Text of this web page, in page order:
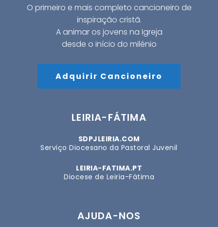
O primeiro e mais completo cancioneiro de
inspiração cristã.
A animar os jovens na Igreja
desde o início do milénio
Adquirir Cancioneiro
LEIRIA-FÁTIMA
SDPJLEIRIA.COM
Serviço Diocesano da Pastoral Juvenil
LEIRIA-FATIMA.PT
Diocese de Leiria-Fátima
AJUDA-NOS